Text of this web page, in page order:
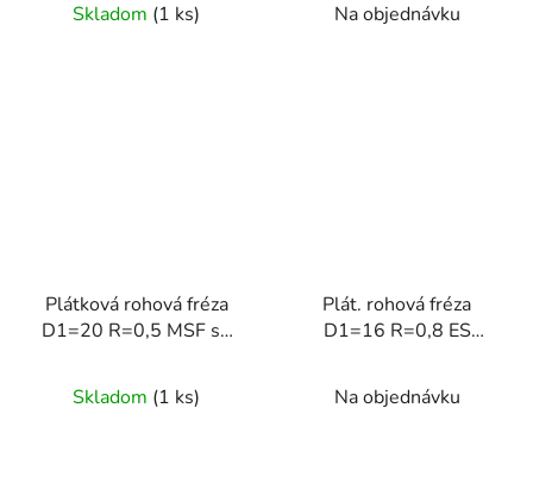
Skladom (1 ks)
Na objednávku
Plátková rohová fréza
D1=20 R=0,5 MSF so
Skladom (1 ks)
Plát. rohová fréza
D1=16 R=0,8 ES
Na objednávku